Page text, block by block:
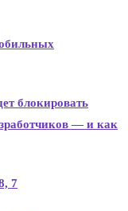
блокировать
— и как
7